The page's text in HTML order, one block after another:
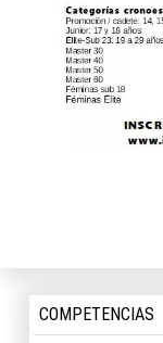
COMPETENCIAS